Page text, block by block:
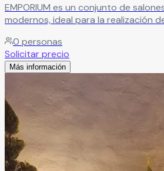
EMPORIUM es un conjunto de
modernos, ideal para la realización
memorables, ofrecen espacios
años, despedidas de soltera, baby
aniversarios y cumpleaños, con
Leer más
0 personas
Solicitar precio
Más información